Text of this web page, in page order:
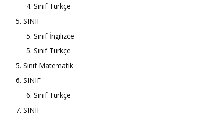
4. Sınıf Türkçe
5. SINIF
5. Sınıf İngilizce
5. Sınıf Türkçe
5. Sınıf Matematik
6. SINIF
6. Sınıf Türkçe
7. SINIF